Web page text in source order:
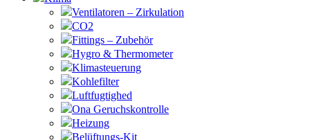
Ventilatoren – Zirkulation
CO2
Fittings – Zubehör
Hygro & Thermometer
Klimasteuerung
Kohlefilter
Luftfugtighed
Ona Geruchskontrolle
Heizung
Belüftungs-Kit